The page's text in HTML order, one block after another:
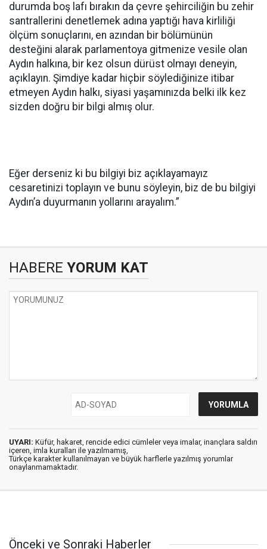
durumda boş lafı bırakın da çevre şehirciliğin bu zehir
santrallerini denetlemek adına yaptığı hava kirliliği
ölçüm sonuçlarını, en azından bir bölümünün
desteğini alarak parlamentoya gitmenize vesile olan
Aydın halkına, bir kez olsun dürüst olmayı deneyin,
açıklayın. Şimdiye kadar hiçbir söylediğinize itibar
etmeyen Aydın halkı, siyasi yaşamınızda belki ilk kez
sizden doğru bir bilgi almış olur.
Eğer derseniz ki bu bilgiyi biz açıklayamayız
cesaretinizi toplayın ve bunu söyleyin, biz de bu bilgiyi
Aydın’a duyurmanın yollarını arayalım.”
HABERE YORUM KAT
UYARI: Küfür, hakaret, rencide edici cümleler veya imalar, inançlara saldırı
içeren, imla kuralları ile yazılmamış,
Türkçe karakter kullanılmayan ve büyük harflerle yazılmış yorumlar
onaylanmamaktadır.
Önceki ve Sonraki Haberler